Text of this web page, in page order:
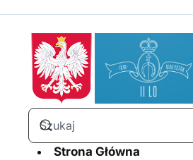
Strona Główna